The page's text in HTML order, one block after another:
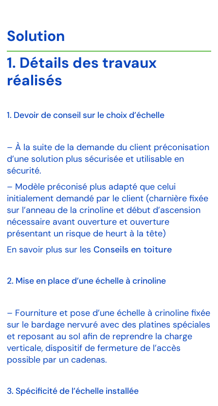
Solution
1. Détails des travaux
réalisés
1. Devoir de conseil sur le choix d’échelle
– À la suite de la demande du client préconisation
d’une solution plus sécurisée et utilisable en
sécurité.
– Modèle préconisé plus adapté que celui
initialement demandé par le client (charnière fixée
sur l’anneau de la crinoline et début d’ascension
nécessaire avant ouverture et ouverture
présentant un risque de heurt à la tête)
En savoir plus sur les Conseils en toiture
2. Mise en place d’une échelle à crinoline
– Fourniture et pose d’une échelle à crinoline fixée
sur le bardage nervuré avec des platines spéciales
et reposant au sol afin de reprendre la charge
verticale, dispositif de fermeture de l’accès
possible par un cadenas.
3. Spécificité de l’échelle installée